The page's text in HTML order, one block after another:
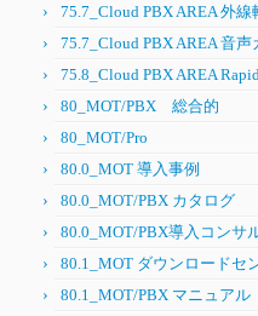
75.7_Cloud PBX AREA 外線
75.7_Cloud PBX AREA 音声
75.8_Cloud PBX AREA
80_MOT/PBX 総合的
80_MOT/Pro
80.0_MOT 導入事例
80.0_MOT/PBX カタログ
80.0_MOT/PBX導入コンサ
80.1_MOT ダウンロードセ
80.1_MOT/PBX マニュアル